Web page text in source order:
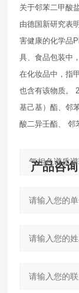
关于邻苯二甲酸
由德国新研究表
害健康的化学品
具、食品包装中
在化妆品中，指
也含有该物质。
基己基）酯、邻
酸二异壬酯、 邻
产品咨询